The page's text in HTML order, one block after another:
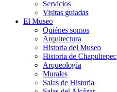
Servicios
Visitas guiadas
El Museo
Quiénes somos
Arquitectura
Historia del Museo
Historia de Chapultepec
Arqueología
Murales
Salas de Historia